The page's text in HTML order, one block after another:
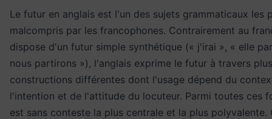
Le futur en anglais est l'un des sujets grammaticaux les
malcompris par les francophones. Contrairement au
dispose d'un futur simple synthétique (« j'irai », « elle
nous partirons »), l'anglais exprime le futur à travers
constructions différentes dont l'usage dépend du
l'intention et de l'attitude du locuteur. Parmi toutes ces
est sans conteste la plus centrale et la plus polyvalente.